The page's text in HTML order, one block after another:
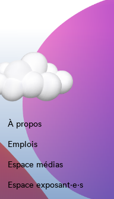
À propos
Emplois
Espace médias
Espace exposant·e⋅s